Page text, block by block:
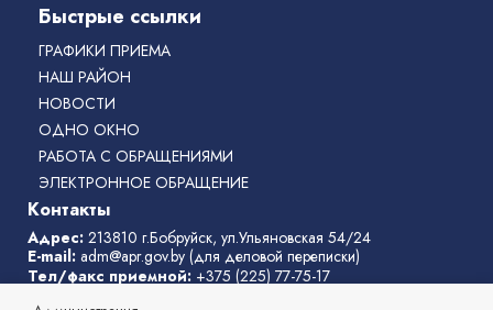
Быстрые ссылки
ГРАФИКИ ПРИЕМА
НАШ РАЙОН
НОВОСТИ
ОДНО ОКНО
РАБОТА С ОБРАЩЕНИЯМИ
ЭЛЕКТРОННОЕ ОБРАЩЕНИЕ
Контакты
Адрес: 213810 г.Бобруйск, ул.Ульяновская 54/24
E-mail: adm@apr.gov.by (для деловой переписки)
Тел/факс приемной: +375 (225) 77-75-17